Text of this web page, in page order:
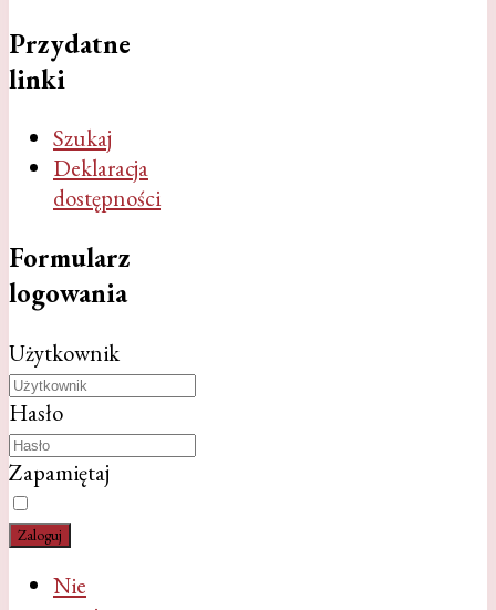
Przydatne
linki
Szukaj
Deklaracja
dostępności
Formularz
logowania
Użytkownik
Hasło
Zapamiętaj
Zaloguj
Nie